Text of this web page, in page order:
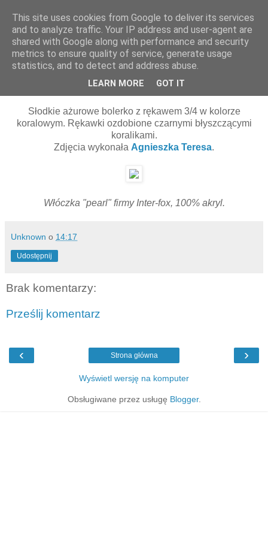
10 kwietnia 2011
Rafa koralowa
Słodkie ażurowe bolerko z rękawem 3/4 w kolorze
koralowym. Rękawki ozdobione czarnymi błyszczącymi
koralikami.
Zdjęcia wykonała Agnieszka Teresa.
Włóczka "pearl" firmy Inter-fox, 100% akryl.
Unknown o 14:17
Udostępnij
Brak komentarzy:
Prześlij komentarz
‹ ›
Strona główna
Wyświetl wersję na komputer
Obsługiwane przez usługę Blogger.
This site uses cookies from Google to deliver its services
and to analyze traffic. Your IP address and user-agent are
shared with Google along with performance and security
metrics to ensure quality of service, generate usage
statistics, and to detect and address abuse.
LEARN MORE GOT IT